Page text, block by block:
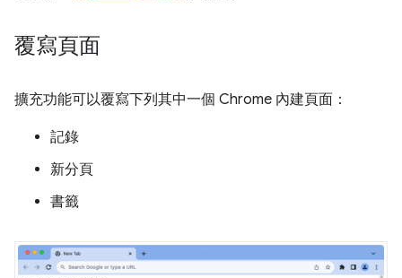
覆寫頁面
擴充功能可以覆寫下列其中一個 Chrome 內建頁面：
記錄
新分頁
書籤